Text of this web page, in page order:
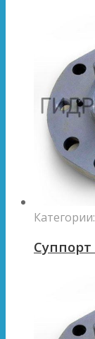
Категории:
Суппорт